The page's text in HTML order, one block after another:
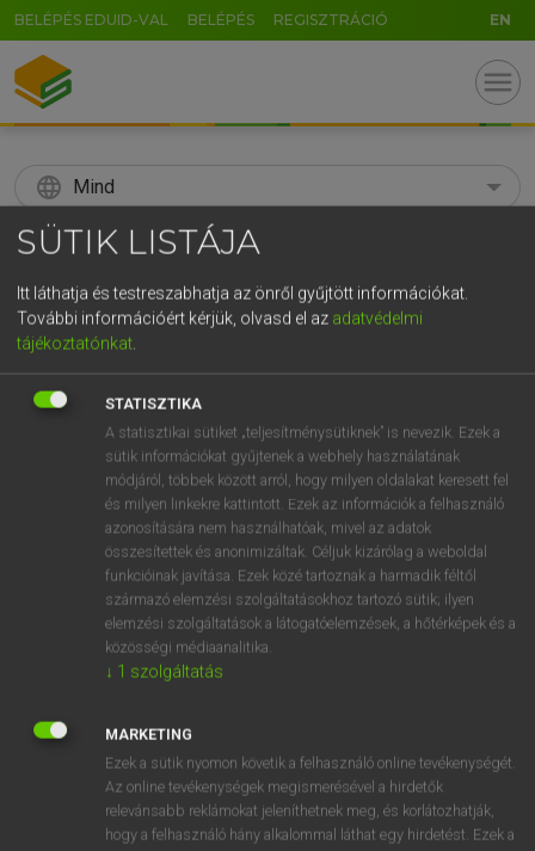
BELÉPÉS EDUID-VAL BELÉPÉS REGISZTRÁCIÓ EN
menu
language Mind
search
KERESÉS
Díjmentes angol szótár
fn elégedetlen, mérges ember
⚲ soreheadkeresése szótárainkban
DÍJMENTES ANGOL SZÓTÁR
sordid
SÜTIK LISTÁJA
Itt láthatja és testreszabhatja az önről gyűjtött információkat.
További információért kérjük, olvasd el az adatvédelmi
tájékoztatónkat
STATISZTIKA
A statisztikai sütiket „teljesítménysütiknek” is nevezik. Ezek a
sütik információkat gyűjtenek a webhely használatának
módjáról, többek között arról, hogy milyen oldalakat keresett fel
és milyen linkekre kattintott. Ezek az információk a felhasználó
azonosítására nem használhatóak, mivel az adatok
összesítettek és anonimizáltak. Céljuk kizárólag a weboldal
funkcióinak javítása. Ezek közé tartoznak a harmadik féltől
származó elemzési szolgáltatásokhoz tartozó sütik; ilyen
elemzési szolgáltatások a látogatóelemzések, a hőtérképek és a
közösségi médiaanalitika.
↓ 1 szolgáltatás
MARKETING
Ezek a sütik nyomon követik a felhasználó online tevékenységét.
Az online tevékenységek megismerésével a hirdetők
relevánsabb reklámokat jeleníthetnek meg, és korlátozhatják,
hogy a felhasználó hány alkalommal láthat egy hirdetést. Ezek a
GR
5 6 7 8 9 ö ü ó
r t z u i o p ő ú
k l ű
n m , . AltGr